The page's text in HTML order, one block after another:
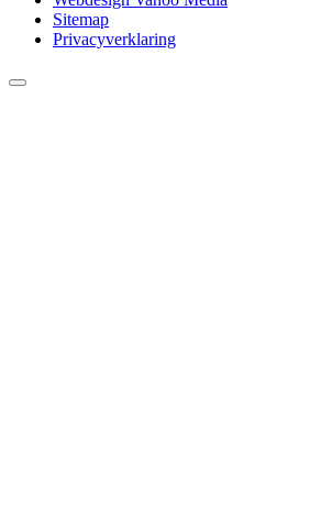
Sitemap
Privacyverklaring